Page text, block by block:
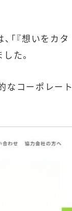
「『想いをカタ
た。
なコーポレート